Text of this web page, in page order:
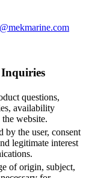
Inquiries
questions,
availability
the website.
by the user, consent
legitimate interest
of origin, subject,